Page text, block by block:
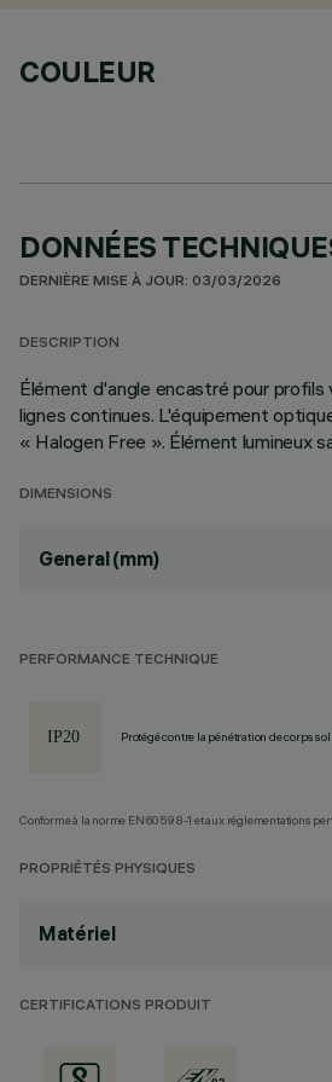
COULEUR
DONNÉES
DERNIÈRE MISE À JOUR: 03/03/2026
DESCRIPTION
Élément d'angle encastré pour
lignes continues. L'équipement
« Halogen Free ». Élément lumineux
DIMENSIONS
General (mm)
PERFORMANCE TECHNIQUE
Protégé contre la pénétration de corps
Conforme à la norme EN60598-1 et aux réglementations
PROPRIÉTÉS PHYSIQUES
Matériel
CERTIFICATIONS PRODUIT